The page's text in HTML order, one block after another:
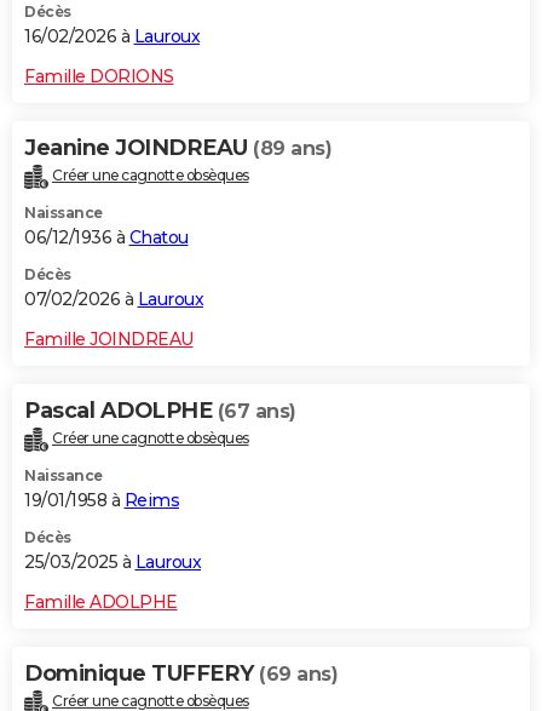
GUIDES D'ACHAT
Carte de Noël
Carte Bonne année
Carte Saint-Valentin
Carte Pâques
Carte d'anniversaire
DICTIONNAIRE
Dictionnaire
Biographies
Citations
Expressions
Proverbes
PROGRAMME TV
S'inscrire
Se connecter
Lycées
Collèges
Primaires
Universités
Entreprises
Service militaire
Avis de recherche
AVIS DE DÉCÈS
FORUM
Bricolage
Décès
16/02/2026 à Lauroux
Famille DORIONS
Jeanine JOINDREAU (89 ans)
Créer une cagnotte obsèques
Naissance
06/12/1936 à Chatou
Décès
07/02/2026 à Lauroux
Famille JOINDREAU
Pascal ADOLPHE (67 ans)
Créer une cagnotte obsèques
Naissance
19/01/1958 à Reims
Décès
25/03/2025 à Lauroux
Famille ADOLPHE
Dominique TUFFERY (69 ans)
Créer une cagnotte obsèques